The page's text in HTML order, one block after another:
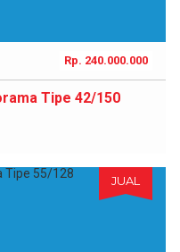
Rp. 240.000.000
Tipe 42/150
JUAL